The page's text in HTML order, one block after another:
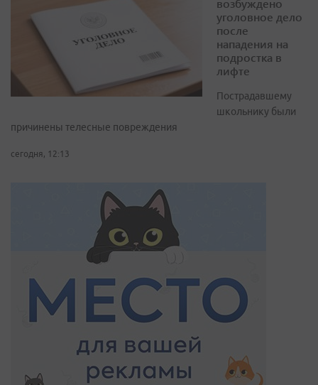
возбуждено
уголовное дело
после
нападения на
подростка в
лифте
Пострадавшему
школьнику были
причинены телесные повреждения
сегодня, 12:13